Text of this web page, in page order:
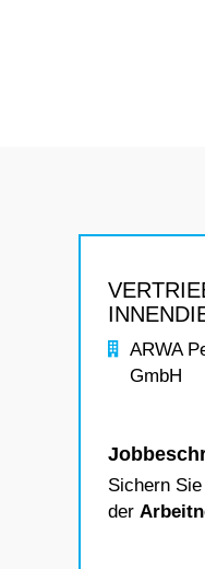
ARWA
GmbH
Sichern
der